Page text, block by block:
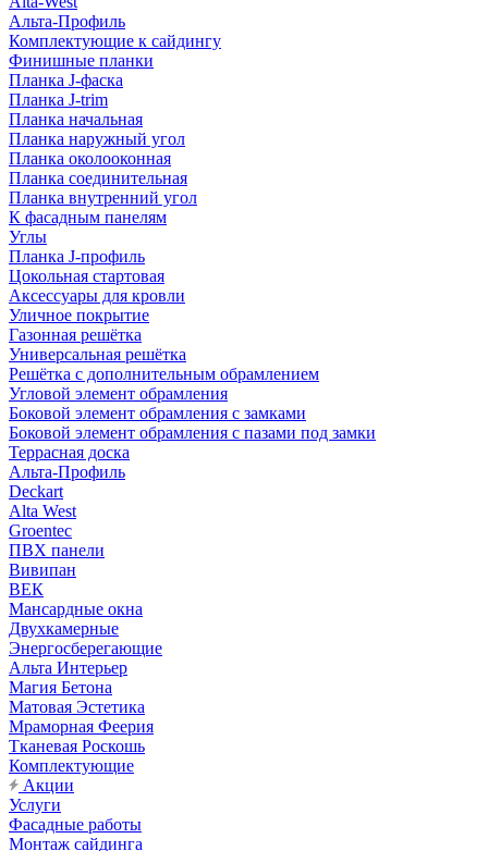
Альта-Профиль
Комплектующие к сайдингу
Финишные планки
Планка J-фаска
Планка J-trim
Планка начальная
Планка наружный угол
Планка околооконная
Планка соединительная
Планка внутренний угол
К фасадным панелям
Углы
Планка J-профиль
Цокольная стартовая
Аксессуары для кровли
Уличное покрытие
Газонная решётка
Универсальная решётка
Решётка с дополнительным обрамлением
Угловой элемент обрамления
Боковой элемент обрамления с замками
Боковой элемент обрамления с пазами под замки
Террасная доска
Альта-Профиль
Deckart
Alta West
Groentec
ПВХ панели
Вивипан
ВЕК
Мансардные окна
Двухкамерные
Энергосберегающие
Альта Интерьер
Магия Бетона
Матовая Эстетика
Мраморная Феерия
Тканевая Роскошь
Комплектующие
Акции
Услуги
Фасадные работы
Монтаж сайдинга